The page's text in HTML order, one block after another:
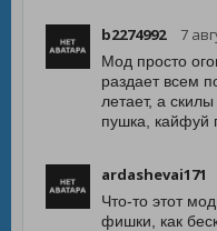
b2274992 7
Мод просто
раздает всем
летает, а
пушка, кайфуй
ardashevai171
Что-то этот
фишки, как